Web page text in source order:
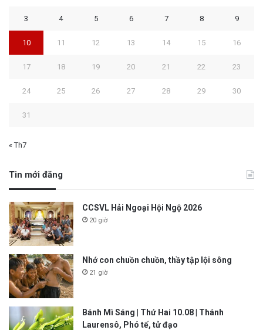
3 4 5 6 7 8 9
10 11 12 13 14 15 16
17 18 19 20 21 22 23
24 25 26 27 28 29 30
31
« Th7
Tin mới đăng
CCSVL Hải Ngoại Hội Ngộ 2026
20 giờ
Nhớ con chuồn chuồn, thầy tập lội sông
21 giờ
Bánh Mì Sáng | Thứ Hai 10.08 | Thánh
Laurensô, Phó tế, tử đạo